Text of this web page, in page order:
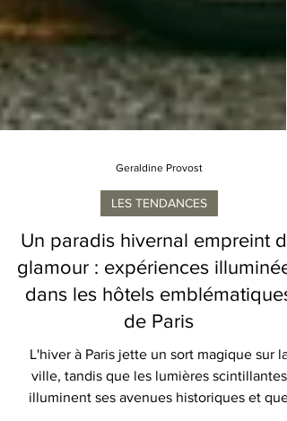
Geraldine Provost
LES TENDANCES
Un paradis hivernal empreint de
glamour : expériences
dans les hôtels emblématiques
de Paris
L'hiver à Paris jette un sort magique sur la
ville, tandis que les lumières scintillantes